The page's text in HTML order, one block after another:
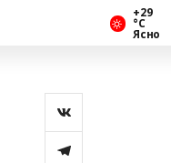
+29
°С
Ясно